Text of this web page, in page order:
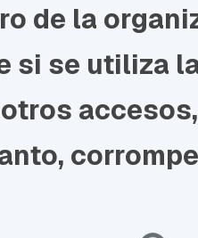
de la
si se utiliza